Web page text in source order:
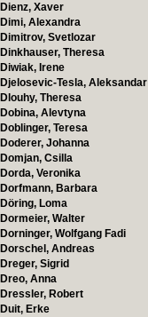
Dienz, Xaver
Dimi, Alexandra
Dimitrov, Svetlozar
Dinkhauser, Theresa
Diwiak, Irene
Djelosevic-Tesla, Aleksandar
Dlouhy, Theresa
Dobina, Alevtyna
Doblinger, Teresa
Doderer, Johanna
Domjan, Csilla
Dorda, Veronika
Dorfmann, Barbara
Döring, Loma
Dormeier, Walter
Dorninger, Wolfgang Fadi
Dorschel, Andreas
Dreger, Sigrid
Dreo, Anna
Dressler, Robert
Duit, Erke